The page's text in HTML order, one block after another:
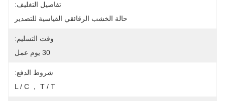
تفاصيل التغليف:
حالة الخشب الرقائقي القياسية للتصدير
وقت التسليم:
30 يوم عمل
شروط الدفع:
L / C ， T / T